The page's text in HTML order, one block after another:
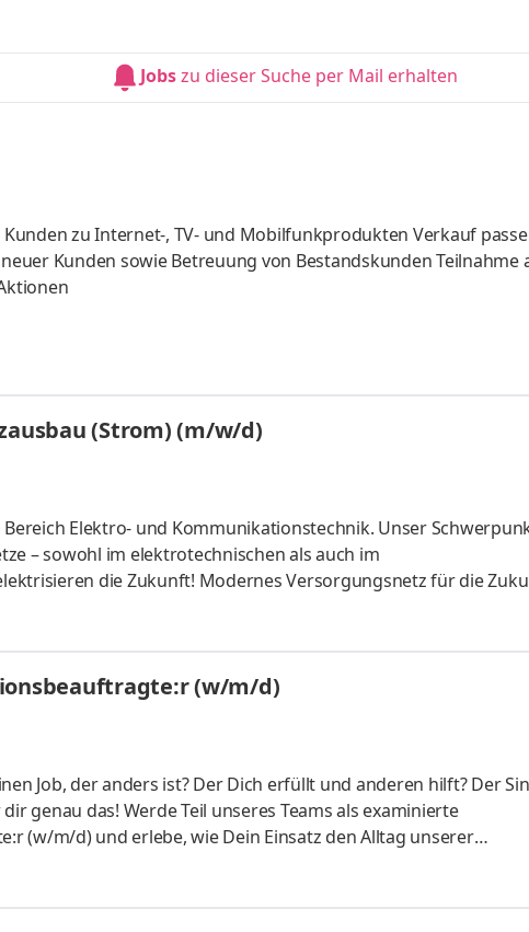
Jobszu dieser Suche per Mail erhalten
(Strom) (m/w/d)
Elektro- und Kommunikationstechnik. Unser
– sowohl im elektrotechnischen als auch im
die Zukunft! Modernes Versorgungsnetz für die
von Hausanschlüssen bis 20 kV inklusive
mit Netzbetreibern. Vertrauen Sie auf unser
Eigenverantwortliche Durchführung von
wirtschaftlichen und technischen Zielsetzung
(w/m/d)
Job, der anders ist? Der Dich erfüllt und anderen hilft? Der
genau das! Werde Teil unseres Teams als examinierte
(w/m/d) und erlebe, wie Dein Einsatz den Alltag unserer
Pflegefachkraft (w/m/d) mit Unsere Bewohner:innen liegen
und herzlichen Teamplayern (w/m/d), die Lust haben,
Über Korian „Jeden in Zeiten der Verletzlichkeit in seiner